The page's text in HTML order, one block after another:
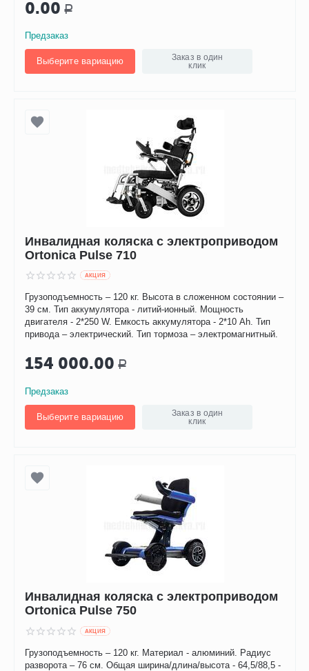
0.00 Р
Предзаказ
Выберите вариацию
Заказ в один
клик
Инвалидная коляска с электроприводом
Ortonica Pulse 710
AКЦИЯ
Грузоподъемность – 120 кг. Высота в сложенном состоянии –
39 см. Тип аккумулятора - литий-ионный. Мощность
двигателя - 2*250 W. Емкость аккумулятора - 2*10 Ah. Тип
привода – электрический. Тип тормоза – электромагнитный.
154 000.00 Р
Предзаказ
Выберите вариацию
Заказ в один
клик
Инвалидная коляска с электроприводом
Ortonica Pulse 750
AКЦИЯ
Грузоподъемность – 120 кг. Материал - алюминий. Радиус
разворота – 76 см. Общая ширина/длина/высота - 64,5/88,5 -